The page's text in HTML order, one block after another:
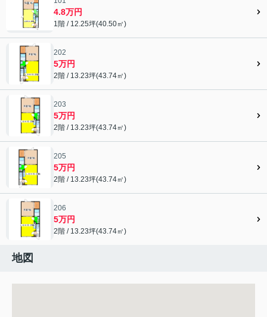
4.8万円
1階 / 12.25坪(40.50㎡)
202
5万円
2階 / 13.23坪(43.74㎡)
203
5万円
2階 / 13.23坪(43.74㎡)
205
5万円
2階 / 13.23坪(43.74㎡)
206
5万円
2階 / 13.23坪(43.74㎡)
地図